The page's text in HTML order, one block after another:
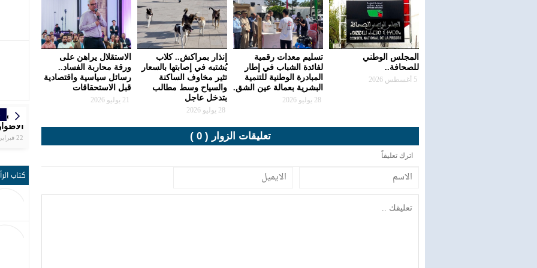
المجلس الوطني
للصحافة..
تسليم معدات رقمية
لفائدة الشباب في إطار
المبادرة الوطنية للتنمية
البشرية بعمالة عين الشق.
إنذار بمراكش.. كلاب
يُشتبه في إصابتها بالسعار
تثير مخاوف الساكنة
والسياح وسط مطالب
بتدخل عاجل
الاستقلال يراهن على
ورقة محاربة الفساد..
رسائل سياسية واقتصادية
قبل الاستحقاقات
تعليقات الزوار ( 0 )
اترك تعليقاً
يوقّع
مجال
تنظم
22 فبراير | 19:25
دكار
بلاغ
الشق
كرة
التاسعة
كتاب